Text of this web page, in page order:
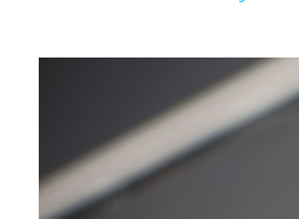
Conoce cual es el mejor